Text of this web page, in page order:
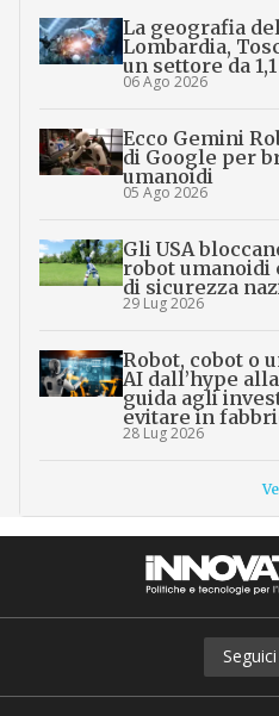
La geografia
Lombardia,
un settore da
06 Ago 2026
Ecco Gemini
di Google per
umanoidi
05 Ago 2026
Gli USA
robot umanoidi
di sicurezza
29 Lug 2026
Robot, cobot o
AI dall’hype
guida agli
evitare in
28 Lug 2026
Seguici